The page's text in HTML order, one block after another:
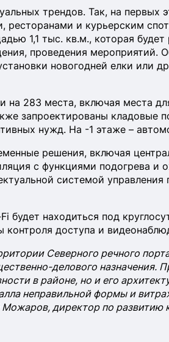
трендов. Так, на первых
ресторанами и курьерским
1,1 тыс. кв.м., которая будет
проведения мероприятий.
новогодней елки или
на 283 места, включая места
запроектированы кладовые
нужд. На -1 этаже –
решения, включая
с функциями подогрева и
системой
находиться под
контроля доступа и
Северного речного
делового назначения.
в районе, но и его
неправильной формы и
директор по развитию